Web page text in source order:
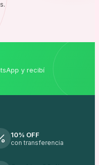
y recibí
10% OFF
con transferencia